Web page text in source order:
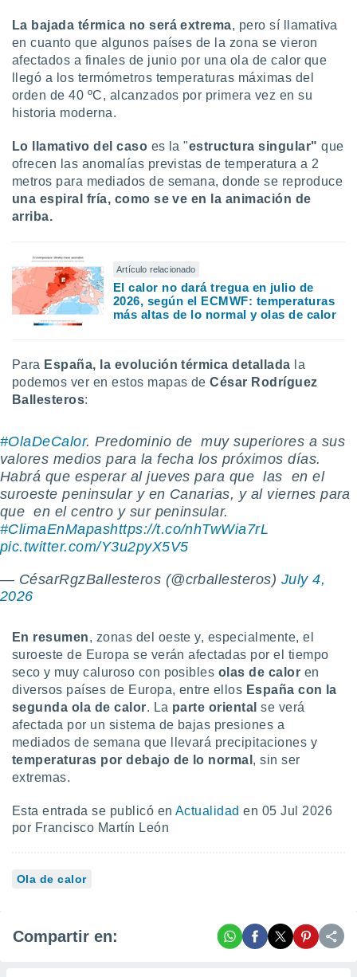
La bajada térmica no será extrema, pero sí llamativa
en cuanto que algunos países de la zona se vieron
afectados a finales de junio por una ola de calor que
llegó a los termómetros temperaturas máximas del
orden de 40 ºC, alcanzados por primera vez en su
historia moderna.
Lo llamativo del caso es la "estructura singular" que
ofrecen las anomalías previstas de temperatura a 2
metros para mediados de semana, donde se reproduce
una espiral fría, como se ve en la animación de
arriba.
Artículo relacionado
El calor no dará tregua en julio de
2026, según el ECMWF: temperaturas
más altas de lo normal y olas de calor
Para España, la evolución térmica detallada la
podemos ver en estos mapas deCésar Rodríguez
Ballesteros:
#OlaDeCalor. Predominio de ️ muy superiores a sus
valores medios para la fecha los próximos días.
Habrá que esperar al jueves para que ️ las ️ en el
suroeste peninsular y en Canarias, y al viernes para
que ️ en el centro y sur peninsular.
#ClimaEnMapashttps://t.co/nhTwWia7rL
pic.twitter.com/Y3u2pyX5V5
— CésarRgzBallesteros (@crballesteros) July 4,
2026
En resumen, zonas del oeste y, especialmente, el
suroeste de Europa se verán afectadas por el tiempo
seco y muy caluroso con posibles olas de calor en
diversos países de Europa, entre ellos España con la
segunda ola de calor. La parte orientalse verá
afectada por un sistema de bajas presiones a
mediados de semana que llevará precipitaciones y
temperaturas por debajo de lo normal , sin ser
extremas.
Esta entrada se publicó en Actualidad en 05 Jul 2026
por Francisco Martín León
Ola de calor
Compartir en: